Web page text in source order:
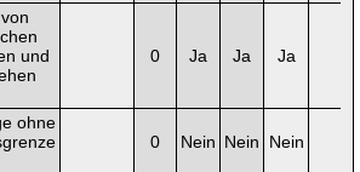
und
0 Ja Ja Ja
ohne
0 Nein Nein Nein